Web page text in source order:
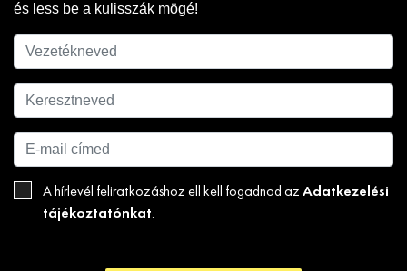
és less be a kulisszák mögé!
A hírlevél feliratkozáshoz ell kell fogadnod az Adatkezelési
tájékoztatónkat.